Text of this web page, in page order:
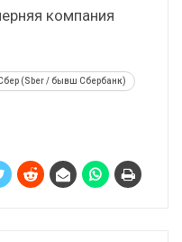
компания
(Sber / бывш Сбербанк)